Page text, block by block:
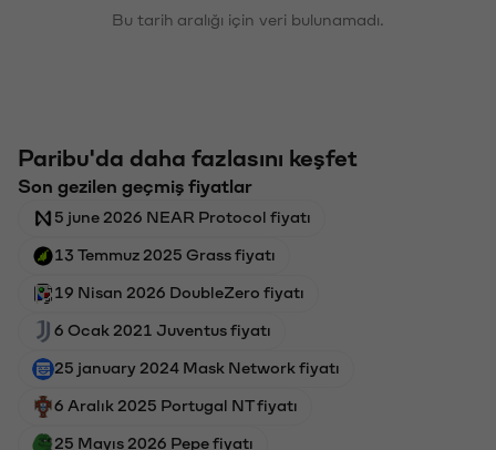
Bu tarih aralığı için veri bulunamadı.
Paribu'da daha fazlasını keşfet
Son gezilen geçmiş fiyatlar
5 june 2026 NEAR Protocol fiyatı
13 Temmuz 2025 Grass fiyatı
19 Nisan 2026 DoubleZero fiyatı
6 Ocak 2021 Juventus fiyatı
25 january 2024 Mask Network fiyatı
6 Aralık 2025 Portugal NT fiyatı
25 Mayıs 2026 Pepe fiyatı